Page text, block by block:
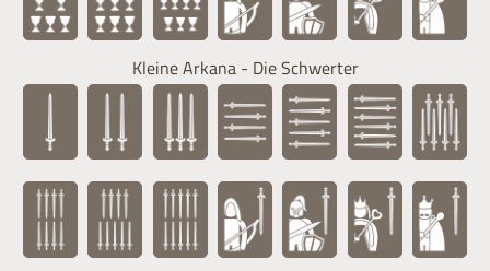
Kleine Arkana - Die Schwerter